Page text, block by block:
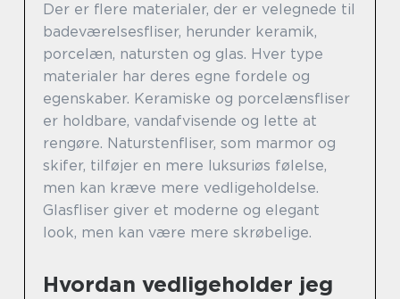
Der er flere materialer, der er velegnede til
badeværelsesfliser, herunder keramik,
porcelæn, natursten og glas. Hver type
materialer har deres egne fordele og
egenskaber. Keramiske og porcelænsfliser
er holdbare, vandafvisende og lette at
rengøre. Naturstenfliser, som marmor og
skifer, tilføjer en mere luksuriøs følelse,
men kan kræve mere vedligeholdelse.
Glasfliser giver et moderne og elegant
look, men kan være mere skrøbelige.
Hvordan vedligeholder jeg